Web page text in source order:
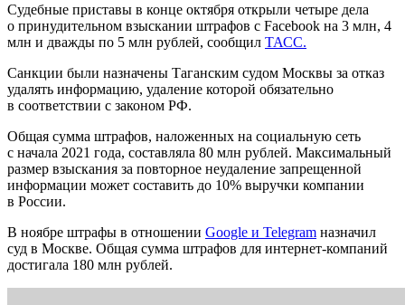
Судебные приставы в конце октября открыли четыре дела
о принудительном взыскании штрафов с Facebook на 3 млн, 4
млн и дважды по 5 млн рублей, сообщил ТАСС.
Санкции были назначены Таганским судом Москвы за отказ
удалять информацию, удаление которой обязательно
в соответствии с законом РФ.
Общая сумма штрафов, наложенных на социальную сеть
с начала 2021 года, составляла 80 млн рублей. Максимальный
размер взыскания за повторное неудаление запрещенной
информации может составить до 10% выручки компании
в России.
В ноябре штрафы в отношении Google и Telegram назначил
суд в Москве. Общая сумма штрафов для интернет-компаний
достигала 180 млн рублей.